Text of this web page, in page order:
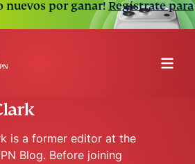
nuevos por ganar!Regístrate para
is a former editor at the
Blog. Before joining